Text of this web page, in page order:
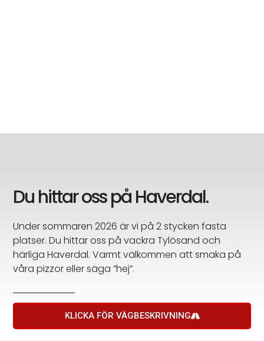
Du hittar oss på Haverdal.
Under sommaren 2026 är vi på 2 stycken fasta
platser. Du hittar oss på vackra Tylösand och
härliga Haverdal. Varmt välkommen att smaka på
våra pizzor eller säga ”hej”.
KLICKA FÖR VÄGBESKRIVNING